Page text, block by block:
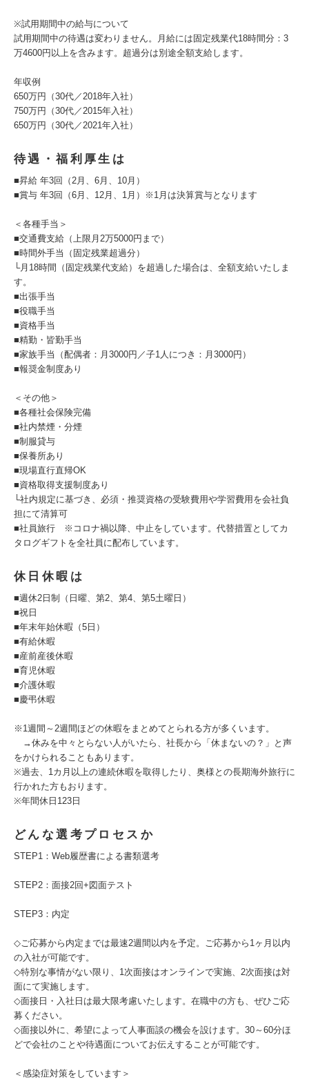
※試用期間中の給与について
試用期間中の待遇は変わりません。月給には固定残業代18時間分：3
万4600円以上を含みます。超過分は別途全額支給します。
年収例
650万円（30代／2018年入社）
750万円（30代／2015年入社）
650万円（30代／2021年入社）
待遇・福利厚生は
■昇給 年3回（2月、6月、10月）
■賞与 年3回（6月、12月、1月）※1月は決算賞与となります
＜各種手当＞
■交通費支給（上限月2万5000円まで）
■時間外手当（固定残業超過分）
└月18時間（固定残業代支給）を超過した場合は、全額支給いたしま
す。
■出張手当
■役職手当
■資格手当
■精勤・皆勤手当
■家族手当（配偶者：月3000円／子1人につき：月3000円）
■報奨金制度あり
＜その他＞
■各種社会保険完備
■社内禁煙・分煙
■制服貸与
■保養所あり
■現場直行直帰OK
■資格取得支援制度あり
└社内規定に基づき、必須・推奨資格の受験費用や学習費用を会社負
担にて清算可
■社員旅行 ※コロナ禍以降、中止をしています。代替措置としてカ
タログギフトを全社員に配布しています。
休日休暇は
■週休2日制（日曜、第2、第4、第5土曜日）
■祝日
■年末年始休暇（5日）
■有給休暇
■産前産後休暇
■育児休暇
■介護休暇
■慶弔休暇
※1週間～2週間ほどの休暇をまとめてとられる方が多くいます。
→休みを中々とらない人がいたら、社長から「休まないの？」と声
をかけられることもあります。
※過去、1カ月以上の連続休暇を取得したり、奥様との長期海外旅行に
行かれた方もおります。
※年間休日123日
どんな選考プロセスか
STEP1：Web履歴書による書類選考
STEP2：面接2回+図面テスト
STEP3：内定
◇ご応募から内定までは最速2週間以内を予定。ご応募から1ヶ月以内
の入社が可能です。
◇特別な事情がない限り、1次面接はオンラインで実施、2次面接は対
面にて実施します。
◇面接日・入社日は最大限考慮いたします。在職中の方も、ぜひご応
募ください。
◇面接以外に、希望によって人事面談の機会を設けます。30～60分ほ
どで会社のことや待遇面についてお伝えすることが可能です。
＜感染症対策をしています＞